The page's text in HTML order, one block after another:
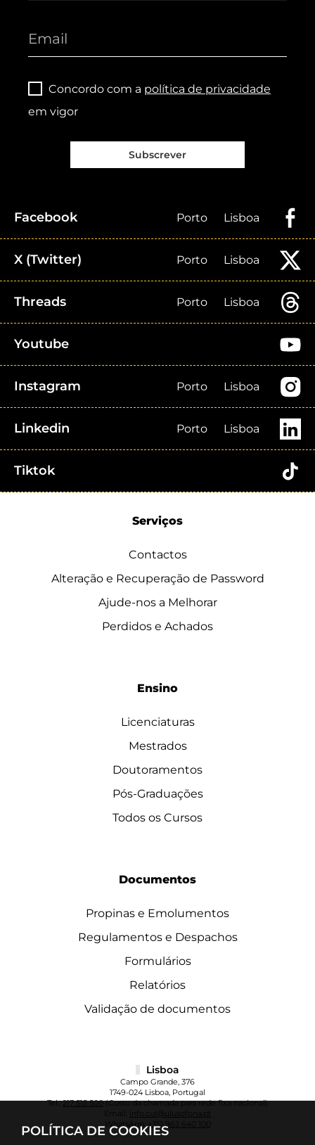
POLÍTICA DE COOKIES
Concordo com a política de privacidade
em vigor
Subscrever
Facebook Porto Lisboa
X (Twitter) Porto Lisboa
Threads Porto Lisboa
Youtube
Instagram Porto Lisboa
Linkedin Porto Lisboa
Tiktok
Serviços
Contactos
Alteração e Recuperação de Password
Ajude-nos a Melhorar
Perdidos e Achados
Ensino
Licenciaturas
Mestrados
Doutoramentos
Pós-Graduações
Todos os Cursos
Documentos
Propinas e Emolumentos
Regulamentos e Despachos
Formulários
Relatórios
Validação de documentos
Lisboa
Campo Grande, 376
1749-024 Lisboa, Portugal
Tel.:217 515 500(Custo da chamada para rede fixa nacional)
info.cul@ulusofona.pt
WhatsApp:+351 963 640 100